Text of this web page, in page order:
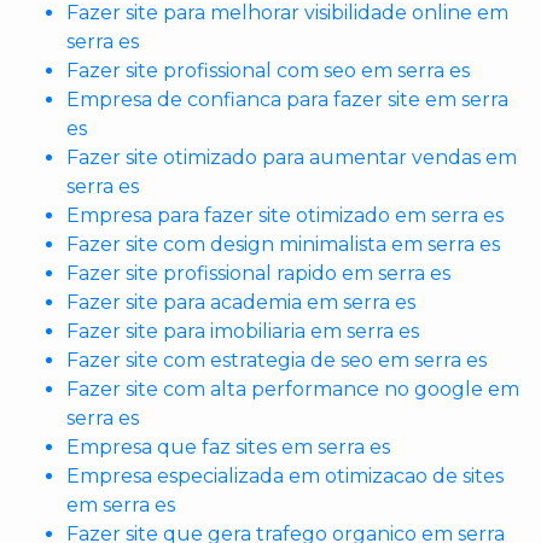
Fazer site para melhorar visibilidade online em
serra es
Fazer site profissional com seo em serra es
Empresa de confianca para fazer site em serra
es
Fazer site otimizado para aumentar vendas em
serra es
Empresa para fazer site otimizado em serra es
Fazer site com design minimalista em serra es
Fazer site profissional rapido em serra es
Fazer site para academia em serra es
Fazer site para imobiliaria em serra es
Fazer site com estrategia de seo em serra es
Fazer site com alta performance no google em
serra es
Empresa que faz sites em serra es
Empresa especializada em otimizacao de sites
em serra es
Fazer site que gera trafego organico em serra